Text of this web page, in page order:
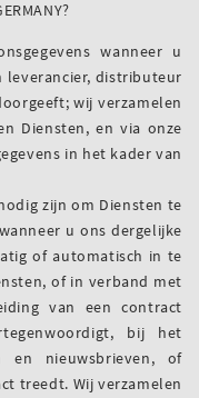
wanneer u
leverancier, distributeur
wij verzamelen
Diensten, en via onze
in het kader van
zijn om Diensten te
u ons dergelijke
of automatisch in te
of in verband met
van een contract
bij het
en nieuwsbrieven, of
treedt. Wij verzamelen